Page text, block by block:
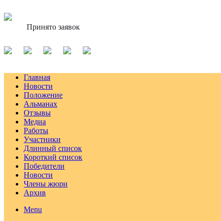
Принято заявок
Главная
Новости
Положение
Альманах
Отзывы
Медиа
Работы
Участники
Длинный список
Короткий список
Победители
Новости
Члены жюри
Архив
Menu